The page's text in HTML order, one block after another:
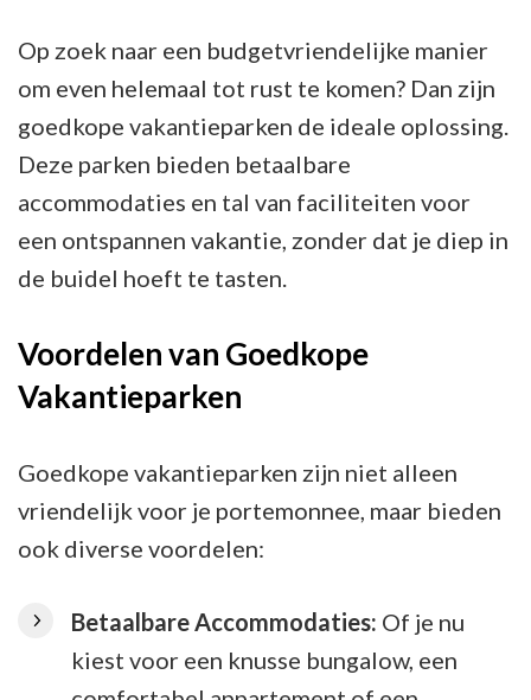
Op zoek naar een budgetvriendelijke manier
om even helemaal tot rust te komen? Dan zijn
goedkope vakantieparken de ideale oplossing.
Deze parken bieden betaalbare
accommodaties en tal van faciliteiten voor
een ontspannen vakantie, zonder dat je diep in
de buidel hoeft te tasten.
Voordelen van Goedkope
Vakantieparken
Goedkope vakantieparken zijn niet alleen
vriendelijk voor je portemonnee, maar bieden
ook diverse voordelen:
Betaalbare Accommodaties: Of je nu
kiest voor een knusse bungalow, een